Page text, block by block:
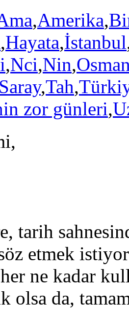
,Amerika,
,Hayata,İstanbul
,Nci,Nin,
Saray,Tah,
zor günleri,
tarih
etmek
ne kadar
olsa da,